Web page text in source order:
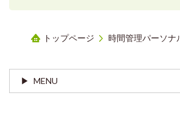
トップページ 時間管理パーソナ
MENU